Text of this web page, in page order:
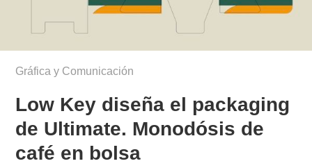
Gráfica y Comunicación
Low Key diseña el packaging
de Ultimate. Monodósis de
café en bolsa